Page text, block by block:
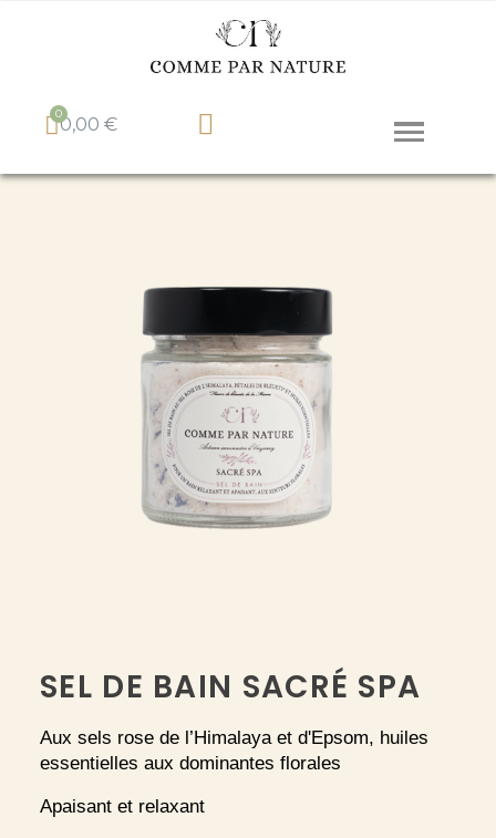
0,00 €
SEL DE BAIN SACRÉ SPA
Aux sels rose de l’Himalaya et d'Epsom, huiles
essentielles aux dominantes florales
Apaisant et relaxant